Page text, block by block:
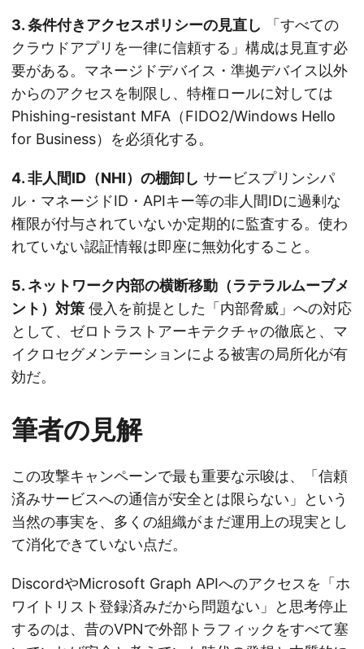
3. 条件付きアクセスポリシーの見直し 「すべての
クラウドアプリを一律に信頼する」構成は見直す必
要がある。マネージドデバイス・準拠デバイス以外
からのアクセスを制限し、特権ロールに対しては
Phishing-resistant MFA（FIDO2/Windows Hello
for Business）を必須化する。
4. 非人間ID（NHI）の棚卸し サービスプリンシパ
ル・マネージドID・APIキー等の非人間IDに過剰な
権限が付与されていないか定期的に監査する。使わ
れていない認証情報は即座に無効化すること。
5. ネットワーク内部の横断移動（ラテラルムーブメ
ント）対策 侵入を前提とした「内部脅威」への対応
として、ゼロトラストアーキテクチャの徹底と、マ
イクロセグメンテーションによる被害の局所化が有
効だ。
筆者の見解
この攻撃キャンペーンで最も重要な示唆は、「信頼
済みサービスへの通信が安全とは限らない」という
当然の事実を、多くの組織がまだ運用上の現実とし
て消化できていない点だ。
DiscordやMicrosoft Graph APIへのアクセスを「ホ
ワイトリスト登録済みだから問題ない」と思考停止
するのは、昔のVPNで外部トラフィックをすべて塞